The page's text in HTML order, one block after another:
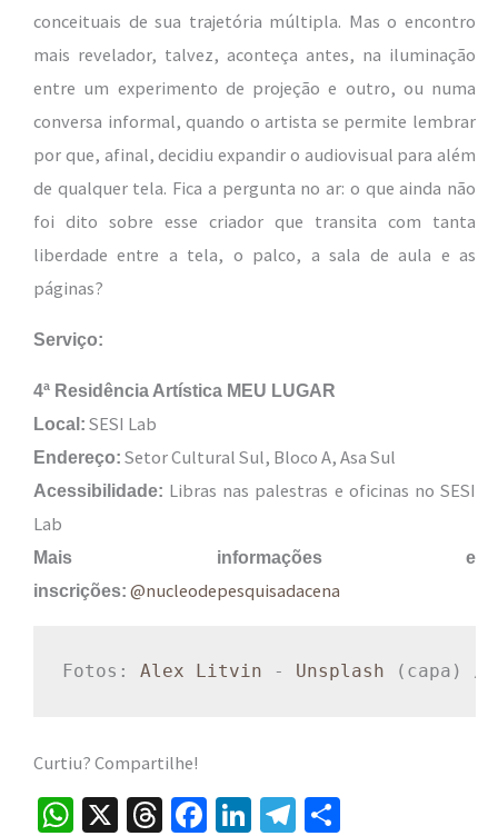
conceituais de sua trajetória múltipla. Mas o encontro
mais revelador, talvez, aconteça antes, na iluminação
entre um experimento de projeção e outro, ou numa
conversa informal, quando o artista se permite lembrar
por que, afinal, decidiu expandir o audiovisual para além
de qualquer tela. Fica a pergunta no ar: o que ainda não
foi dito sobre esse criador que transita com tanta
liberdade entre a tela, o palco, a sala de aula e as
páginas?
Serviço:
4ª Residência Artística MEU LUGAR
Local: SESI Lab
Endereço: Setor Cultural Sul, Bloco A, Asa Sul
Acessibilidade: Libras nas palestras e oficinas no SESI
Lab
Mais informações e
inscrições: @nucleodepesquisadacena
Fotos: Alex Litvin - Unsplash (capa) /
Curtiu? Compartilhe!
W X
T
Fa Li Te